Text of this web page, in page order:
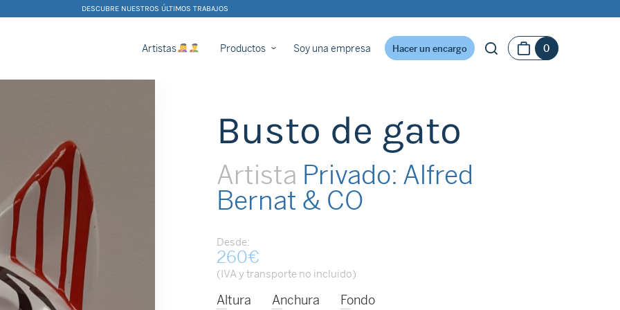
DESCUBRE NUESTROS ÚLTIMOS TRABAJOS
Artistas Productos Soy una empresa Hacer un encargo 0
Busto de gato
Artista Privado: Alfred
Bernat & CO
Desde:
260€
(IVA y transporte no incluido)
Altura
Anchura
Fondo